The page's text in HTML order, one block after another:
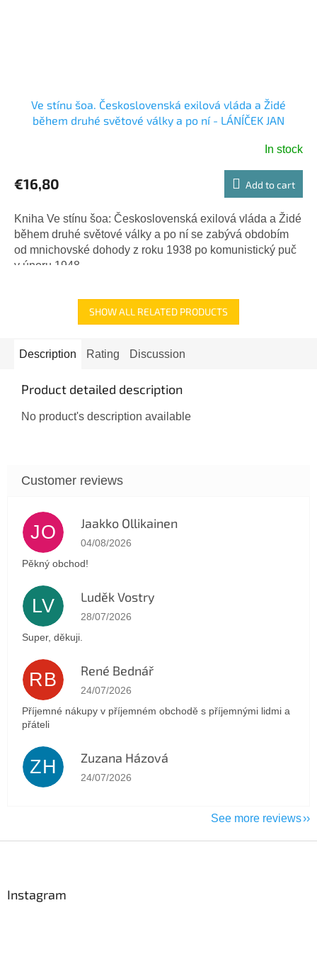
Ve stínu šoa. Československá exilová vláda a Židé
během druhé světové války a po ní - LÁNÍČEK JAN
In stock
€16,80 Add to cart
Kniha Ve stínu šoa: Československá exilová vláda a Židé
během druhé světové války a po ní se zabývá obdobím
od mnichovské dohody z roku 1938 po komunistický puč
v únoru 1948....
SHOW ALL RELATED PRODUCTS
Description Rating Discussion
Product detailed description
No product's description available
JO Jaakko Ollikainen
The store rating is 5 out of 5 stars.
04/08/2026
Pěkný obchod!
LV Luděk Vostry
The store rating is 5 out of 5 stars.
28/07/2026
Super, děkuji.
RB René Bednář
The store rating is 5 out of 5 stars.
24/07/2026
Příjemné nákupy v příjemném obchodě s příjemnými lidmi a
přáteli
ZH Zuzana Házová
The store rating is 5 out of 5 stars.
24/07/2026
See more reviews
Instagram